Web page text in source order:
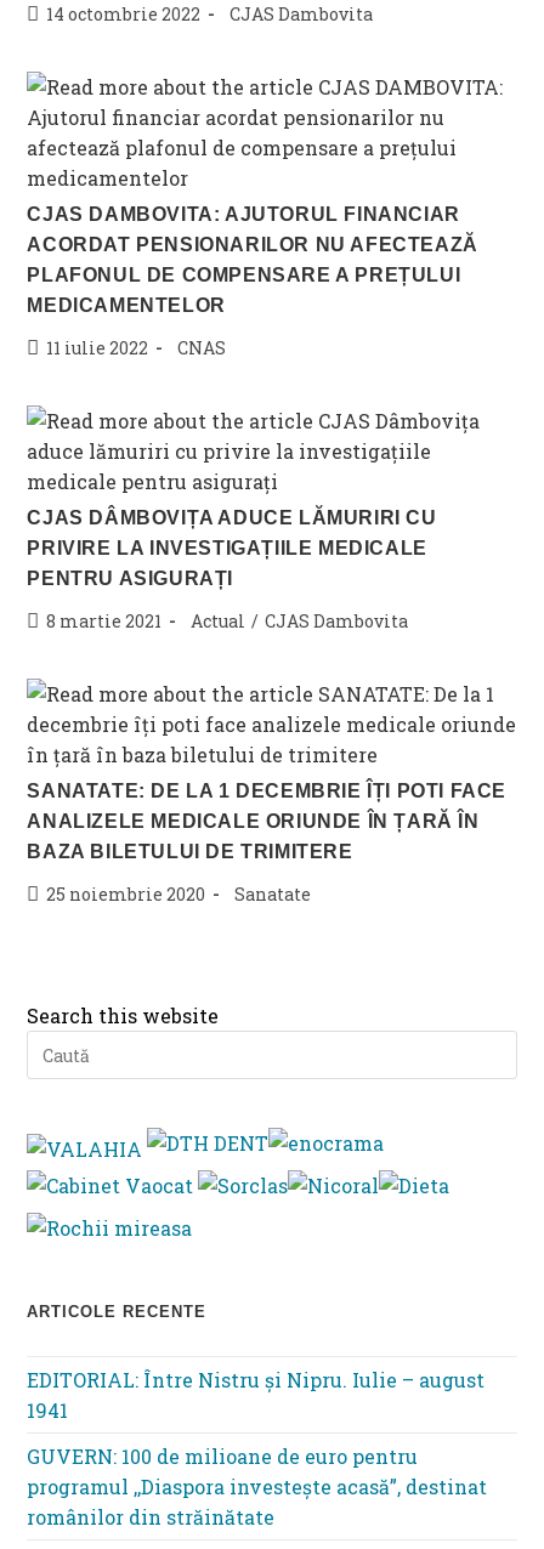
Post14 octombrie 2022
Post
CJAS Dambovita
CJAS DAMBOVITA: AJUTORUL FINANCIAR
ACORDAT PENSIONARILOR NU AFECTEAZĂ
PLAFONUL DE COMPENSARE A PREȚULUI
MEDICAMENTELOR
Post11 iulie 2022
Post
CNAS
CJAS DÂMBOVIȚA ADUCE LĂMURIRI CU
PRIVIRE LA INVESTIGAȚIILE MEDICALE
PENTRU ASIGURAȚI
Post8 martie 2021
Post
Actual / CJAS Dambovita
SANATATE: DE LA 1 DECEMBRIE ÎȚI POTI FACE
ANALIZELE MEDICALE ORIUNDE ÎN ȚARĂ ÎN
BAZA BILETULUI DE TRIMITERE
Post25 noiembrie 2020
Post
Sanatate
Search this website
ARTICOLE RECENTE
EDITORIAL: Între Nistru şi Nipru. Iulie – august
1941
GUVERN: 100 de milioane de euro pentru
programul ,,Diaspora investește acasă”, destinat
românilor din străinătate